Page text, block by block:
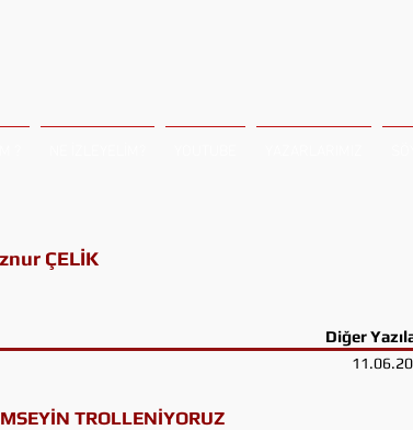
ÇELİK
Diğer
TROLLENİYORUZ